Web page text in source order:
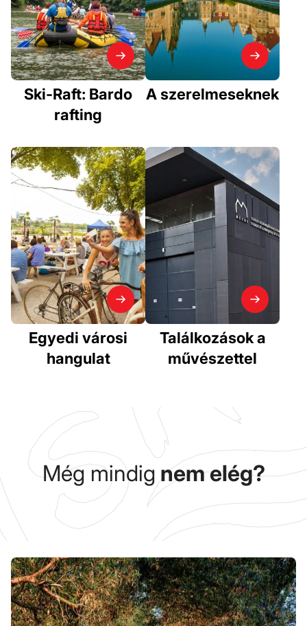
Ski-Raft: Bardo
rafting
A szerelmeseknek
Egyedi városi
hangulat
Találkozások a
művészettel
Még mindig nem elég?